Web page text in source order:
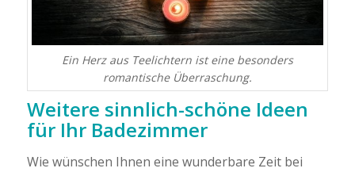
Ein Herz aus Teelichtern ist eine besonders
romantische Überraschung.
Weitere sinnlich-schöne Ideen
für Ihr Badezimmer
Wie wünschen Ihnen eine wunderbare Zeit bei